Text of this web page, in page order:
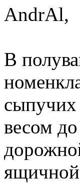
AndrAl,
В
весом
ящичной